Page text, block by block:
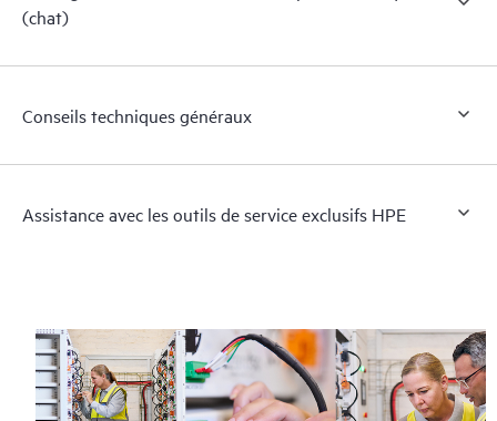
(chat)
Conseils techniques généraux
Assistance avec les outils de service exclusifs HPE